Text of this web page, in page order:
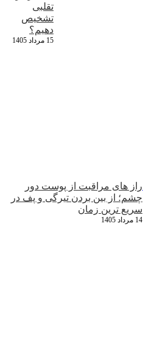
تقلبی
تشخیص
دهیم؟
15 مرداد 1405
راز های مراقبت از پوست دور
چشم؛ از بین بردن تیرگی و پف در
سریع‌ ترین زمان
14 مرداد 1405